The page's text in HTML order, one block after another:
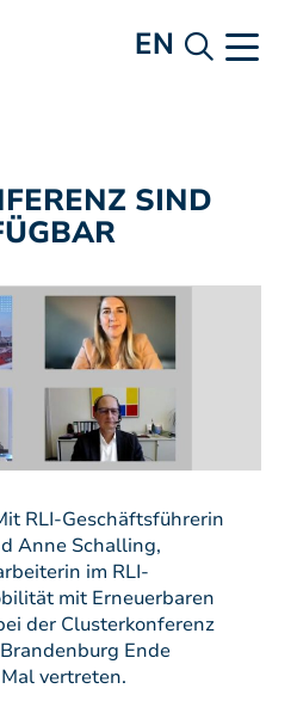
EN
SIND
RLI-Geschäftsführerin
Anne Schalling,
im RLI-
mit Erneuerbaren
der Clusterkonferenz
Ende
vertreten.